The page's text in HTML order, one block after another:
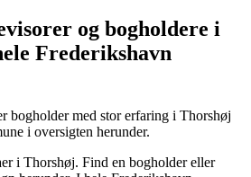
og bogholdere i
Frederikshavn
bogholder med stor erfaring i Thorshøj
i oversigten herunder.
i Thorshøj. Find en bogholder eller